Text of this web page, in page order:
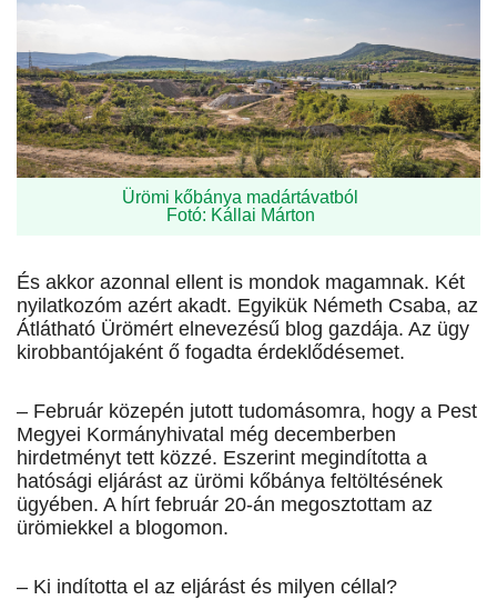
Ürömi kőbánya madártávatból
Fotó: Kállai Márton
És akkor azonnal ellent is mondok magamnak. Két
nyilatkozóm azért akadt. Egyikük Németh Csaba, az
Átlátható Ürömért elnevezésű blog gazdája. Az ügy
kirobbantójaként ő fogadta érdeklődésemet.
– Február közepén jutott tudomásomra, hogy a Pest
Megyei Kormányhivatal még decemberben
hirdetményt tett közzé. Eszerint megindította a
hatósági eljárást az ürömi kőbánya feltöltésének
ügyében. A hírt február 20-án megosztottam az
ürömiekkel a blogomon.
– Ki indította el az eljárást és milyen céllal?